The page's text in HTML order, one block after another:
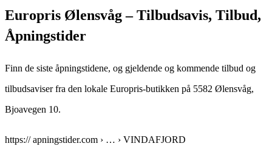
Europris Ølensvåg – Tilbudsavis, Tilbud,
Åpningstider
Finn de siste åpningstidene, og gjeldende og kommende tilbud og
tilbudsaviser fra den lokale Europris-butikken på 5582 Ølensvåg,
Bjoavegen 10.
https:// apningstider.com › … › VINDAFJORD